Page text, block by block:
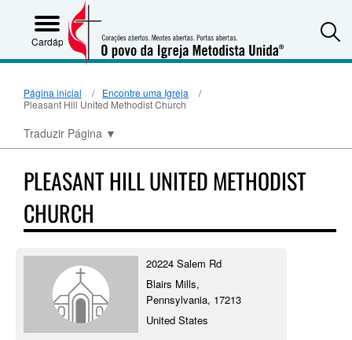
Cardápio
Página inicial
Encontre uma Igreja
Pleasant Hill United Methodist Church
Traduzir Página ▼
PLEASANT HILL UNITED METHODIST
CHURCH
20224 Salem Rd
Blairs Mills,
Pennsylvania, 17213
United States